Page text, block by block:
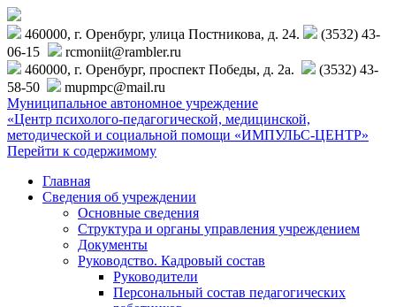
460000, г. Оренбург, улица Постникова, д. 24.
(3532) 43-
06-15
rcmoniit@rambler.ru
460000, г. Оренбург, проспект Победы, д. 2а.
(3532) 43-
58-50
mupmpc@mail.ru
Муниципальное автономное учреждение
«Центр психолого-педагогической, медицинской,
методической и социальной помощи «ИМПУЛЬС-ЦЕНТР»
Перейти к содержимому
Главная
Сведения об учреждении
Основные сведения
Структура и органы управления учреждением
Документы
Руководство. Кадровый состав
Руководители
Персональный состав педагогических